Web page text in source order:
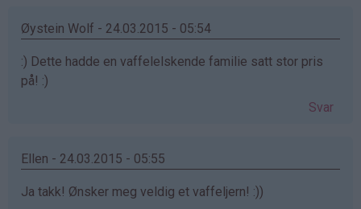
Øystein Wolf - 24.03.2015 - 05:54
:) Dette hadde en vaffelelskende familie satt stor pris
på! :)
Svar
Ellen - 24.03.2015 - 05:55
Ja takk! Ønsker meg veldig et vaffeljern! :))